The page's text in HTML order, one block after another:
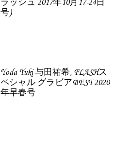
ラッシュ 2017年10月17-24日
号)
Yoda Yuki 与田祐希, FLASHス
ペシャル グラビアBEST 2020
年早春号